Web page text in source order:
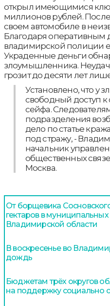
открыл имеющимися
миллионов рублей.
своем автомобиле в
Благодаря оперативным
владимирской полиции
Украденные деньги
злоумышленника.
грозит до десяти лет
Установлено, что у
свободный доступ
сейфа.
подразделения
дело по статье
под стражу, -
начальник
общественных
Москва.
От борщевика
гектаров в
Владимирской области
В воскресенье во
дождь
Бюджетам трёх округов
на поддержку социально